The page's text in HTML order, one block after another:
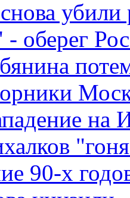
убили
оберег
на
90-х